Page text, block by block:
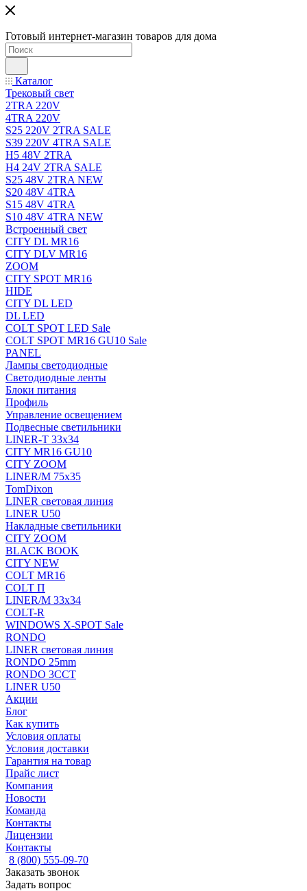
Готовый интернет-магазин товаров для дома
Каталог
Трековый свет
2TRA 220V
4TRA 220V
S25 220V 2TRA SALE
S39 220V 4TRA SALE
H5 48V 2TRA
H4 24V 2TRA SALE
S25 48V 2TRA NEW
S20 48V 4TRA
S15 48V 4TRA
S10 48V 4TRA NEW
Встроенный свет
CITY DL MR16
CITY DLV MR16
ZOOM
CITY SPOT MR16
HIDE
CITY DL LED
DL LED
COLT SPOT LED Sale
COLT SPOT MR16 GU10 Sale
PANEL
Лампы светодиодные
Светодиодные ленты
Блоки питания
Профиль
Управление освещением
Подвесные светильники
LINER-T 33x34
CITY MR16 GU10
CITY ZOOM
LINER/M 75х35
TomDixon
LINER световая линия
LINER U50
Накладные светильники
CITY ZOOM
BLACK BOOK
CITY NEW
COLT MR16
COLT П
LINER/М 33х34
COLT-R
WINDOWS X-SPOT Sale
RONDO
LINER световая линия
RONDO 25mm
RONDO 3CCT
LINER U50
Акции
Блог
Как купить
Условия оплаты
Условия доставки
Гарантия на товар
Прайс лист
Компания
Новости
Команда
Контакты
Лицензии
Контакты
8 (800) 555-09-70
Заказать звонок
Задать вопрос